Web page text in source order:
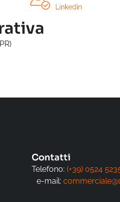
Linkedin
Contatti
Telefono: (+39) 0524
e-mail: